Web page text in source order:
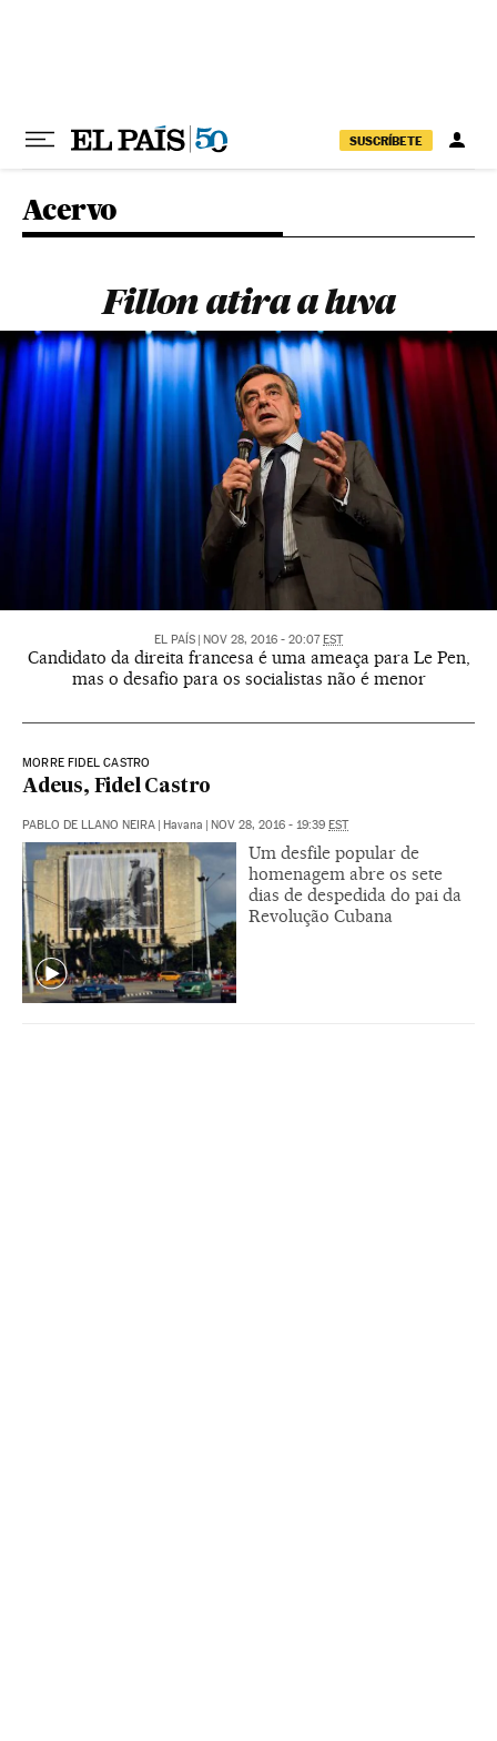
SUSCRÍBETE
Acervo
Fillon atira a luva
EL PAÍS NOV 28, 2016 - 20:07 EST
Candidato da direita francesa é uma ameaça para Le Pen,
mas o desafio para os socialistas não é menor
MORRE FIDEL CASTRO
Adeus, Fidel Castro
PABLO DE LLANO NEIRA Havana NOV 28, 2016 - 19:39 EST
Um desfile popular de
homenagem abre os sete
dias de despedida do pai da
Revolução Cubana